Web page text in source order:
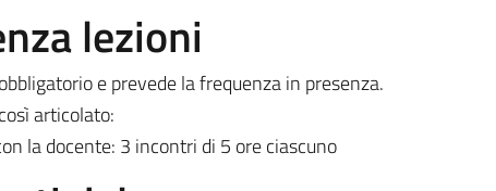
lezioni
e prevede la frequenza in presenza.
articolato:
la docente: 3 incontri di 5 ore ciascuno